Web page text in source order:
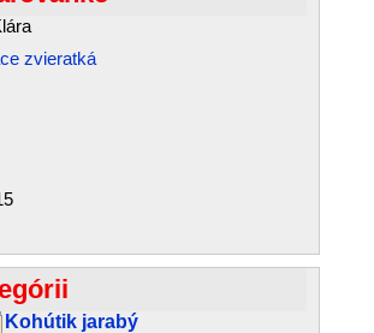
zvieratká
Kohútik jarabý